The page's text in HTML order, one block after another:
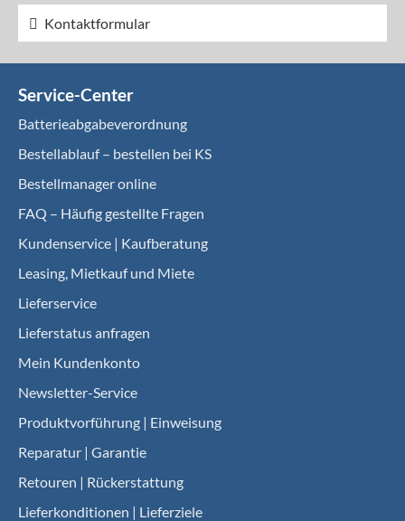
Kontaktformular
Service-Center
Batterieabgabeverordnung
Bestellablauf – bestellen bei KS
Bestellmanager online
FAQ – Häufig gestellte Fragen
Kundenservice | Kaufberatung
Leasing, Mietkauf und Miete
Lieferservice
Lieferstatus anfragen
Mein Kundenkonto
Newsletter-Service
Produktvorführung | Einweisung
Reparatur | Garantie
Retouren | Rückerstattung
Lieferkonditionen | Lieferziele